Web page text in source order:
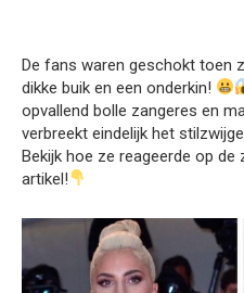
De fans waren geschokt toen
dikke buik en een onderkin!
opvallend bolle zangeres en
verbreekt eindelijk het
Bekijk hoe ze reageerde op
artikel!